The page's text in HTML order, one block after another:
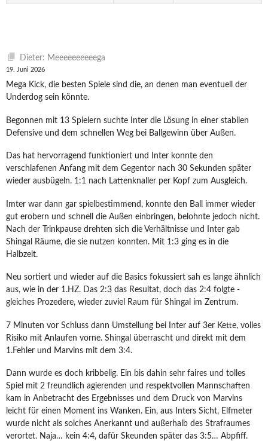
Dieter: Meeeeeeeeeega
19. Juni 2026
Mega Kick, die besten Spiele sind die, an denen man eventuell der
Underdog sein könnte.
Begonnen mit 13 Spielern suchte Inter die Lösung in einer stabilen
Defensive und dem schnellen Weg bei Ballgewinn über Außen.
Das hat hervorragend funktioniert und Inter konnte den
verschlafenen Anfang mit dem Gegentor nach 30 Sekunden später
wieder ausbügeln. 1:1 nach Lattenknaller per Kopf zum Ausgleich.
Imter war dann gar spielbestimmend, konnte den Ball immer wieder
gut erobern und schnell die Außen einbringen, belohnte jedoch nicht.
Nach der Trinkpause drehten sich die Verhältnisse und Inter gab
Shingal Räume, die sie nutzen konnten. Mit 1:3 ging es in die
Halbzeit.
Neu sortiert und wieder auf die Basics fokussiert sah es lange ähnlich
aus, wie in der 1.HZ. Das 2:3 das Resultat, doch das 2:4 folgte -
gleiches Prozedere, wieder zuviel Raum für Shingal im Zentrum.
7 Minuten vor Schluss dann Umstellung bei Inter auf 3er Kette, volles
Risiko mit Anlaufen vorne. Shingal überrascht und direkt mit dem
1.Fehler und Marvins mit dem 3:4.
Dann wurde es doch kribbelig. Ein bis dahin sehr faires und tolles
Spiel mit 2 freundlich agierenden und respektvollen Mannschaften
kam in Anbetracht des Ergebnisses und dem Druck von Marvins
leicht für einen Moment ins Wanken. Ein, aus Inters Sicht, Elfmeter
wurde nicht als solches Anerkannt und außerhalb des Strafraumes
verortet. Naja… kein 4:4, dafür Skeunden später das 3:5… Abpfiff.